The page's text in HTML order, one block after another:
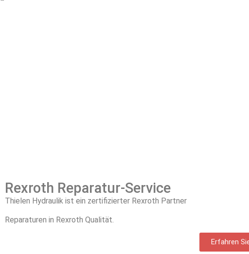
Rexroth Reparatur-Service
Thielen Hydraulik ist ein zertifizierter Rexroth Partner
Reparaturen in Rexroth Qualität.
Erfahren